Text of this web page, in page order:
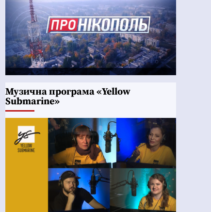
Музична програма «Yellow
Submarine»